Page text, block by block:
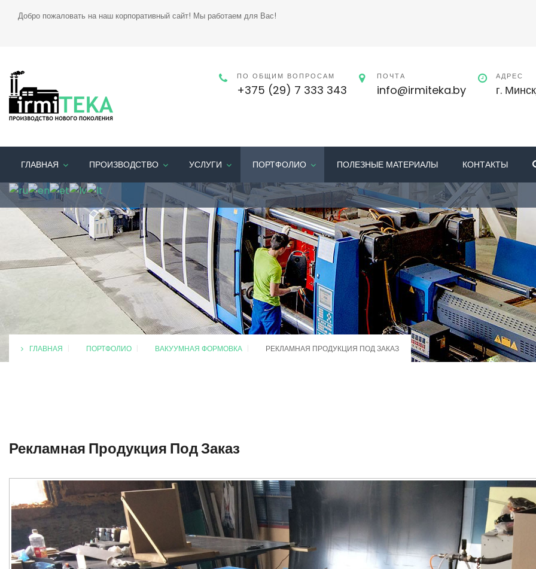
Добро пожаловать на наш корпоративный сайт! Мы работаем для Вас!
ПО ОБЩИМ ВОПРОСАМ
+375 (29) 7 333 343
ПОЧТА
info@irmiteka.by
АДРЕС
г.
ГЛАВНАЯ ПРОИЗВОДСТВО УСЛУГИ ПОРТФОЛИО ПОЛЕЗНЫЕ МАТЕРИАЛЫ КОНТАКТЫ
ГЛАВНАЯ ПОРТФОЛИО ВАКУУМНАЯ ФОРМОВКА РЕКЛАМНАЯ ПРОДУКЦИЯ ПОД ЗАКАЗ
Рекламная Продукция ПодЗаказ